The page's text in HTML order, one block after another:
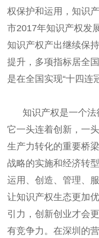
权保护和运用，知识
市2017年知识产权发
知识产权产出继续保
提升，多项指标居全
是在全国实现“十四连冠
知识产权是一个法
它一头连着创新，一
生产力转化的重要桥
战略的实施和经济转
运用、创造、管理、
让知识产权生态更加
引力，创新创业才会
有竞争力。在深圳的